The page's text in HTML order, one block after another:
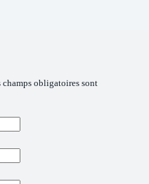
champs obligatoires sont